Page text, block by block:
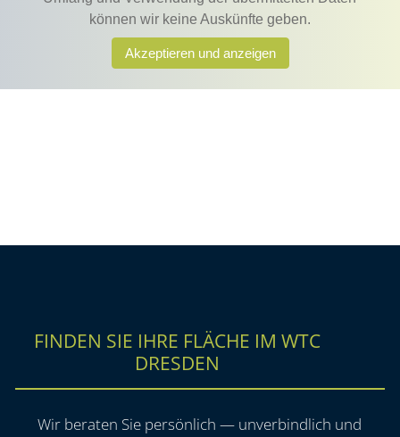
FINDEN SIE IHRE FLÄCHE IM WTC
DRESDEN
Wir beraten Sie persönlich — unverbindlich und